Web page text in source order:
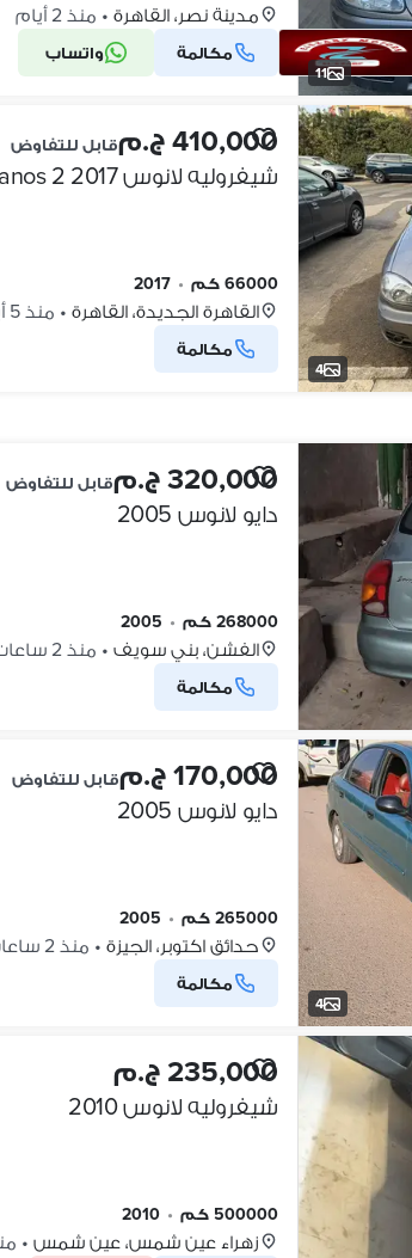
11
مدينة نصر، القاهرة • منذ 2 أيام
مكالمة واتساب
4
410,000 ج.م قابل للتفاوض
شيفروليه لانوس 2017 Lanos 2
66000 كم •
2017
القاهرة الجديدة، القاهرة • منذ 5 أيام
مكالمة
320,000 ج.م قابل للتفاوض
دايو لانوس 2005
268000 كم •
2005
الفشن، بني سويف • منذ 2 ساعات
مكالمة
4
170,000 ج.م قابل للتفاوض
دايو لانوس 2005
265000 كم •
2005
حدائق اكتوبر، الجيزة • منذ 2 ساعات
مكالمة
235,000 ج.م
شيفروليه لانوس 2010
500000 كم •
2010
زهراء عين شمس، عين شمس • منذ